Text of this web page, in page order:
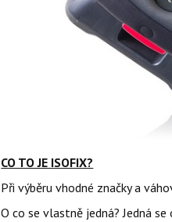
CO TO JE ISOFIX?
Při výběru vhodné značky a
O co se vlastně jedná? Jedná